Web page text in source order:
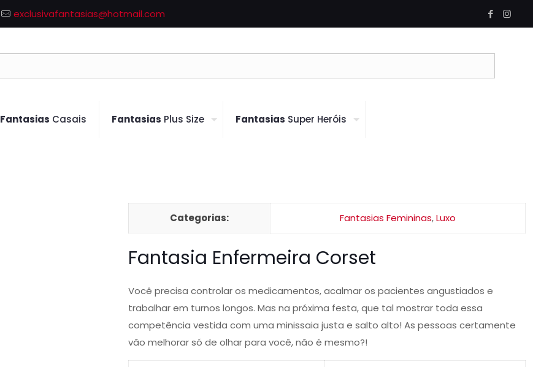
exclusivafantasias@hotmail.com
Fantasias Casais Fantasias Plus Size Fantasias Super Heróis
Categorias: Fantasias Femininas,Luxo
Fantasia Enfermeira Corset
Você precisa controlar os medicamentos, acalmar os pacientes angustiados e
trabalhar em turnos longos. Mas na próxima festa, que tal mostrar toda essa
competência vestida com uma minissaia justa e salto alto! As pessoas certamente
vão melhorar só de olhar para você, não é mesmo?!